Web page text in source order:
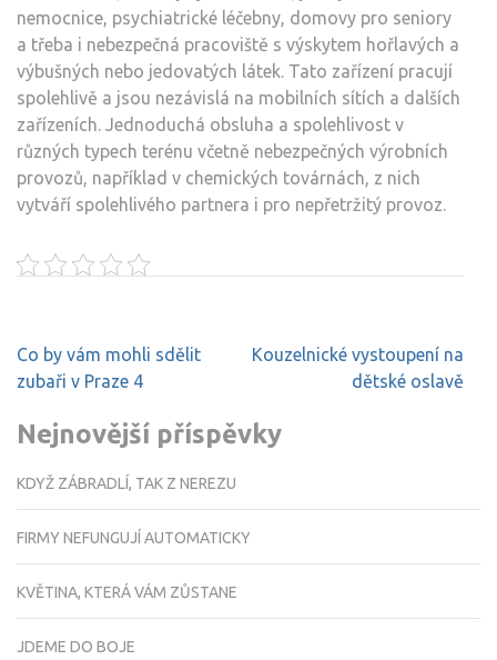
nemocnice, psychiatrické léčebny, domovy pro seniory
a třeba i nebezpečná pracoviště s výskytem hořlavých a
výbušných nebo jedovatých látek. Tato zařízení pracují
spolehlivě a jsou nezávislá na mobilních sítích a dalších
zařízeních. Jednoduchá obsluha a spolehlivost v
různých typech terénu včetně nebezpečných výrobních
provozů, například v chemických továrnách, z nich
vytváří spolehlivého partnera i pro nepřetržitý provoz.
Navigace
pro
Co by vám mohli sdělit
zubaři v Praze 4
Kouzelnické vystoupení na
dětské oslavě
Nejnovější příspěvky
KDYŽ ZÁBRADLÍ, TAK Z NEREZU
FIRMY NEFUNGUJÍ AUTOMATICKY
KVĚTINA, KTERÁ VÁM ZŮSTANE
JDEME DO BOJE